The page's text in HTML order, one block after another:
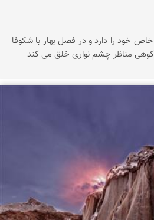
خود را دارد و در فصل بهار با شکوفا
مناظر چشم نواری خلق می کند